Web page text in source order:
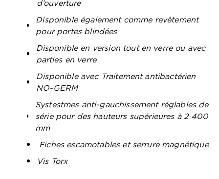
d’ouverture
Disponible également comme revêtement
pour portes blindées
Disponible en version tout en verre ou avec
parties en verre
Disponible avec Traitement antibactérien
NO-GERM
Systestmes anti-gauchissement réglables de
série pour des hauteurs supérieures à 2 400
mm
Fiches escamotables et serrure magnétique
Vis Torx